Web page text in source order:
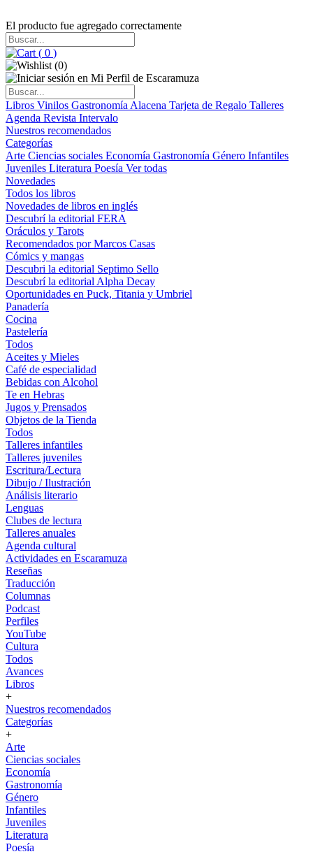
El producto fue agregado correctamente
( 0 )
(0)
Libros Vinilos Gastronomía Alacena Tarjeta de Regalo Talleres
Agenda Revista Intervalo
Nuestros recomendados
Categorías
Arte Ciencias sociales Economía Gastronomía Género Infantiles
Juveniles Literatura Poesía Ver todas
Novedades
Todos los libros
Novedades de libros en inglés
Descubrí la editorial FERA
Oráculos y Tarots
Recomendados por Marcos Casas
Cómics y mangas
Descubri la editorial Septimo Sello
Descubrí la editorial Alpha Decay
Oportunidades en Puck, Titania y Umbriel
Panadería
Cocina
Pastelería
Todos
Aceites y Mieles
Café de especialidad
Bebidas con Alcohol
Te en Hebras
Jugos y Prensados
Objetos de la Tienda
Todos
Talleres infantiles
Talleres juveniles
Escritura/Lectura
Dibujo / Ilustración
Análisis literario
Lenguas
Clubes de lectura
Talleres anuales
Agenda cultural
Actividades en Escaramuza
Reseñas
Traducción
Columnas
Podcast
Perfiles
YouTube
Cultura
Todos
Avances
Libros
+
Nuestros recomendados
Categorías
+
Arte
Ciencias sociales
Economía
Gastronomía
Género
Infantiles
Juveniles
Literatura
Poesía